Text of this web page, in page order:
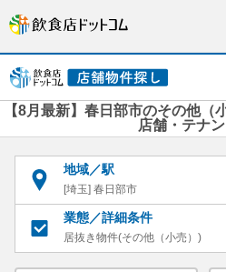
【8月最新】春日部市のその他（
店舗・テナ
地域／駅
[埼玉] 春日部市
業態／詳細条件
居抜き物件(その他（小売）)